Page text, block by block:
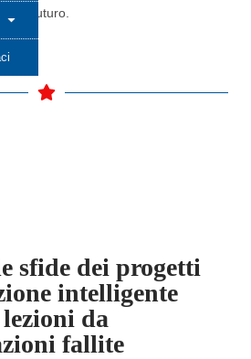
futuro.
sfide dei progetti
intelligente
da
fallite